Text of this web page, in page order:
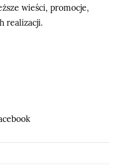
wieści, promocje,
realizacji.